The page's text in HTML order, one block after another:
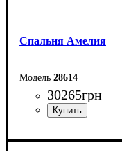
Спальня Амелия
28614
30265грн